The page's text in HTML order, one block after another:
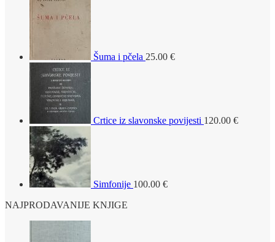
Šuma i pčela 25.00 €
Crtice iz slavonske povijesti 120.00 €
Simfonije 100.00 €
NAJPRODAVANIJE KNJIGE